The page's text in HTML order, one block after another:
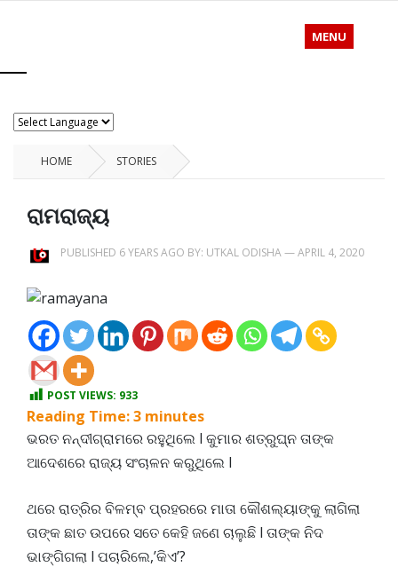
MENU
HOME STORIES
ରାମରାଜ୍ୟ
PUBLISHED 6 YEARS AGO BY: UTKAL ODISHA—APRIL 4, 2020
POST VIEWS: 933
Reading Time:3 minutes
ଭରତ ନନ୍ଦୀଗ୍ରାମରେ ରହୁଥିଲେ l କୁମାର ଶତ୍ରୁଘ୍ନ ତାଙ୍କ
ଆଦେଶରେ ରାଜ୍ୟ ସଂଚାଳନ କରୁଥିଲେ l
ଥରେ ରାତ୍ରିର ବିଳମ୍ବ ପ୍ରହରରେ ମାତା କୌଶଲ୍ୟାଙ୍କୁ ଲାଗିଲା
ତାଙ୍କ ଛାତ ଉପରେ ସତେ କେହି ଜଣେ ଚାଲୁଛି l ତାଙ୍କ ନିଦ
ଭାଙ୍ଗିଗଲା l ପଚାରିଲେ,’କିଏ’?